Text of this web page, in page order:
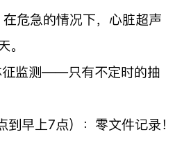
危急的情况下，心脏超声
征监测——只有不定时的抽
到早上7点）：零文件记录！